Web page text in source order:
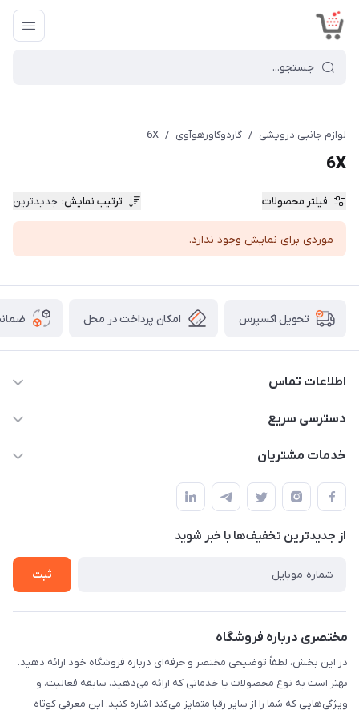
لوازم جانبی درویشی / گاردوکاورهوآوی /
6X
6X
فیلتر محصولات ترتیب نمایش: جدیدترین
موردی برای نمایش وجود ندارد.
تحویل اکسپرس امکان پرداخت در محل
اطلاعات تماس
09332394024-09120346631
دسترسی سریع
حساب کاربری
لیست محصولات
درباره ما
خدمات مشتریان
قوانین و مقررات
حریم خصوصی
راهنما
از جدید‌ترین تخفیف‌ها با‌ خبر شوید
ثبت
مختصری درباره فروشگاه
در این بخش، لطفاً توضیحی مختصر و حرفه‌ای درباره فروشگاه خود ارائه دهید.
بهتر است به نوع محصولات یا خدماتی که ارائه می‌دهید، سابقه فعالیت، و
ویژگی‌هایی که شما را از سایر رقبا متمایز می‌کند اشاره کنید. این معرفی کوتاه